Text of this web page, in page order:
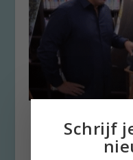
Leven
onmogelijk
Schrijf